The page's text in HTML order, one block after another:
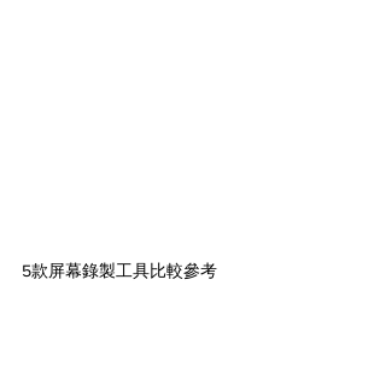
5款屏幕錄製工具比較參考